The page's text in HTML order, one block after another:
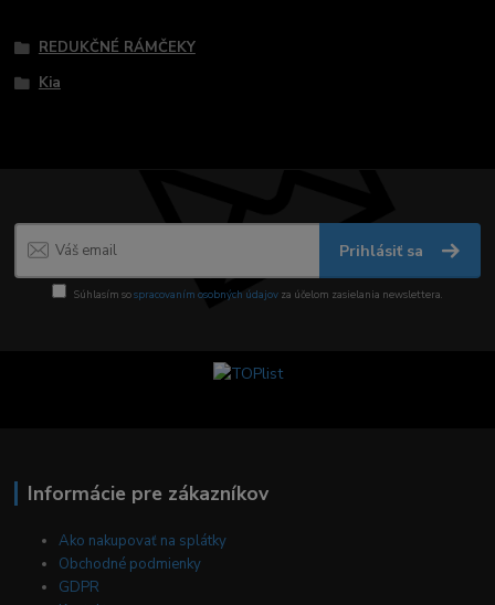
REDUKČNÉ RÁMČEKY
Kia
Prihlásiť sa
Súhlasím sospracovaním osobných údajov za účelom zasielania newslettera.
Informácie pre zákazníkov
Ako nakupovať na splátky
Obchodné podmienky
GDPR